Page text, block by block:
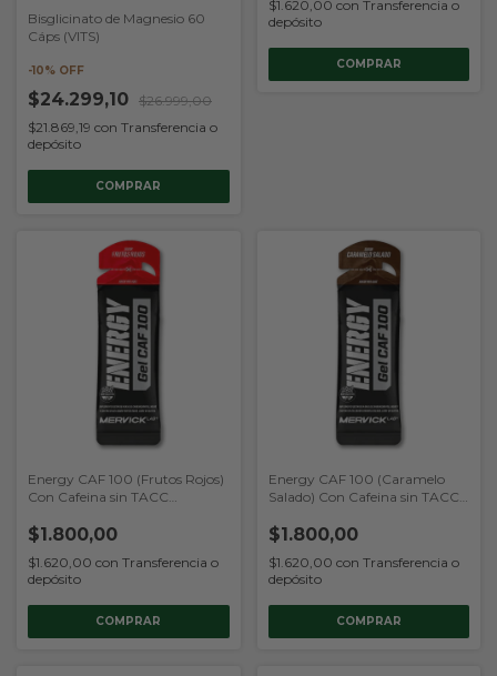
Bisglicinato de Magnesio 60
Cáps (VITS)
-10% OFF
$24.299,10 $26.999,00
$21.869,19 con Transferencia o
depósito
$1.620,00 con Transferencia o
depósito
Energy CAF 100 (Frutos Rojos)
Con Cafeina sin TACC
$1.800,00
$1.620,00 con Transferencia o
depósito
Energy CAF 100 (Caramelo
Salado) Con Cafeina sin TACC
$1.800,00
$1.620,00 con Transferencia o
depósito